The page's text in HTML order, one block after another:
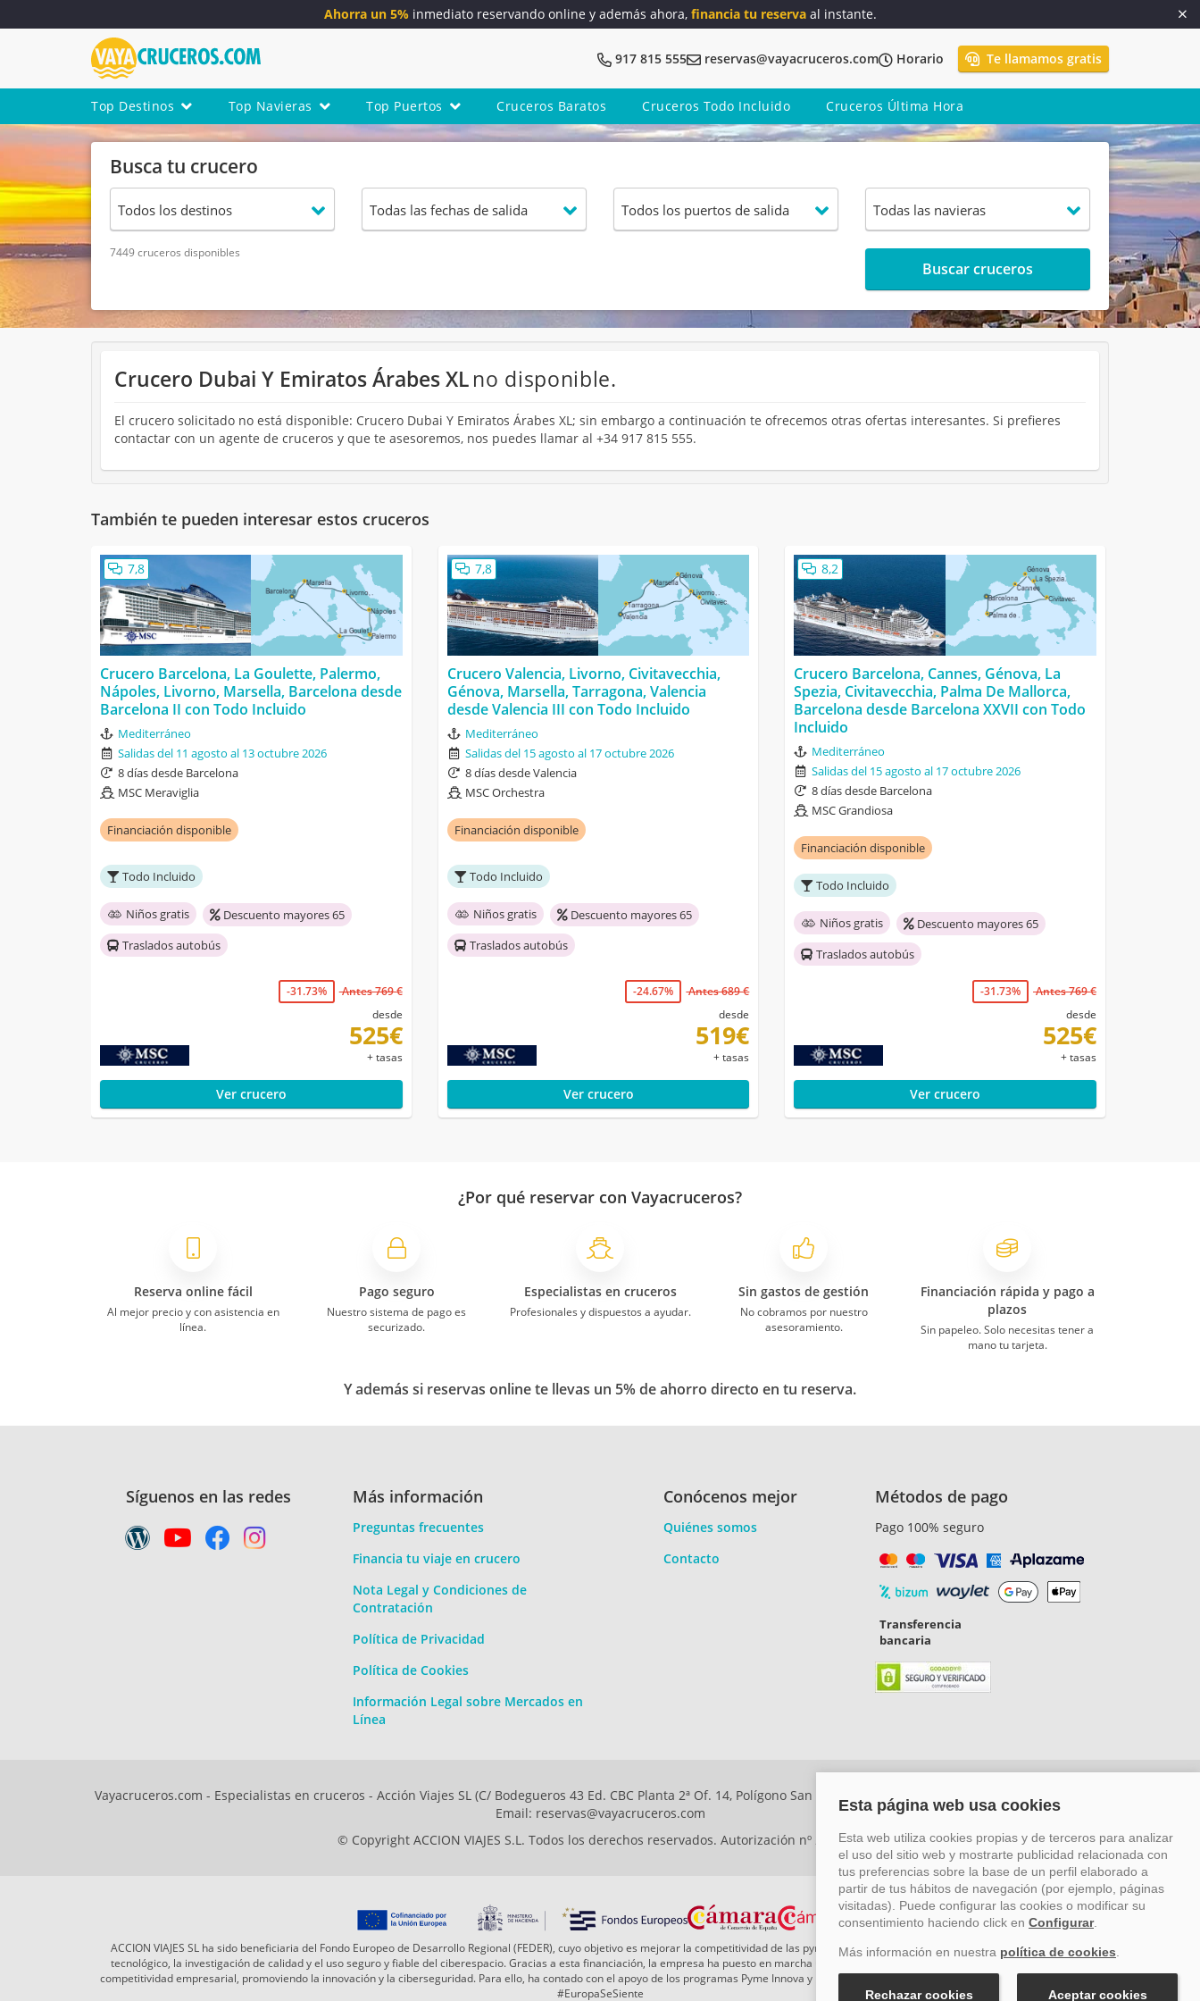
Ahorra un 5% inmediato reservando online y además ahora, financia tu reserva al instante.
917 815 555 reservas@vayacruceros.com Horario Te llamamos gratis
Top Destinos Top Navieras Top Puertos Cruceros Baratos Cruceros Todo Incluido Cruceros Última Hora
Busca tu crucero
7449 cruceros disponibles
Buscar cruceros
Crucero Dubai Y Emiratos Árabes XLno disponible.
El crucero solicitado no está disponible: Crucero Dubai Y Emiratos Árabes XL; sin embargo a continuación te ofrecemos otras ofertas interesantes. Si prefieres
contactar con un agente de cruceros y que te asesoremos, nos puedes llamar al +34 917 815 555.
También te pueden interesar estos cruceros
7,8
Crucero Barcelona, La Goulette, Palermo,
Nápoles, Livorno, Marsella, Barcelona desde
Barcelona II con Todo Incluido
Mediterráneo
Salidas del 11 agosto al 13 octubre 2026
8 días desde Barcelona
MSC Meraviglia
Financiación disponible
Todo Incluido
Niños gratis
Descuento mayores 65
Traslados autobús
-31.73%
Antes 769 €
desde
525€
+ tasas
Ver crucero
7,8
Crucero Valencia, Livorno, Civitavecchia,
Génova, Marsella, Tarragona, Valencia
desde Valencia III con Todo Incluido
Mediterráneo
Salidas del 15 agosto al 17 octubre 2026
8 días desde Valencia
MSC Orchestra
Financiación disponible
Todo Incluido
Niños gratis
Descuento mayores 65
Traslados autobús
-24.67%
Antes 689 €
desde
519€
+ tasas
Ver crucero
8,2
Crucero Barcelona, Cannes, Génova, La
Spezia, Civitavecchia, Palma De Mallorca,
Barcelona desde Barcelona XXVII con Todo
Incluido
Mediterráneo
Salidas del 15 agosto al 17 octubre 2026
8 días desde Barcelona
MSC Grandiosa
Financiación disponible
Todo Incluido
Niños gratis
Descuento mayores 65
Traslados autobús
-31.73%
Antes 769 €
desde
525€
+ tasas
Ver crucero
¿Por qué reservar con Vayacruceros?
Reserva online fácil
Al mejor precio y con asistencia en
línea.
Pago seguro
Nuestro sistema de pago es
securizado.
Especialistas en cruceros
Profesionales y dispuestos a ayudar.
Sin gastos de gestión
No cobramos por nuestro
asesoramiento.
Financiación rápida y pago a
plazos
Sin papeleo. Solo necesitas tener a
mano tu tarjeta.
Y además si reservas online te llevas un 5% de ahorro directo en tu reserva.
Síguenos en las redes Más información
Preguntas frecuentes
Financia tu viaje en crucero
Nota Legal y Condiciones de
Contratación
Política de Privacidad
Política de Cookies
Información Legal sobre Mercados en
Línea
Conócenos mejor
Quiénes somos
Contacto
Métodos de pago
Pago 100% seguro
Transferencia
bancaria
Vayacruceros.com - Especialistas en cruceros - Acción Viajes SL (C/ Bodegueros 43 Ed. CBC Planta 2ª Of. 14, Polígono San Rafael, Málaga. CP: 29006) Tel: +34 917 815 555 -
Email: reservas@vayacruceros.com
© Copyright ACCION VIAJES S.L. Todos los derechos reservados. Autorización nº 29780-2
ACCION VIAJES SL ha sido beneficiaria del Fondo Europeo de Desarrollo Regional (FEDER), cuyo objetivo es mejorar la competitividad de las pymes mediante el impulso de la innovación, el desarrollo
tecnológico, la investigación de calidad y el uso seguro y fiable del ciberespacio. Gracias a esta financiación, la empresa ha puesto en marcha un Plan de Acción durante el año 2026 para reforzar su
competitividad empresarial, promoviendo la innovación y la ciberseguridad. Para ello, ha contado con el apoyo de los programas Pyme Innova y Pyme Cibersegura de la Cámara de Comercio de Málaga.
#EuropaSeSiente